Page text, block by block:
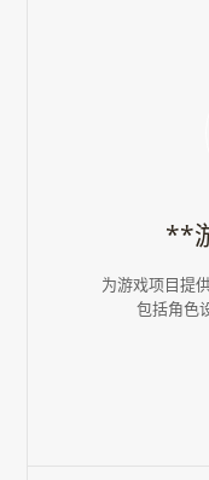
**
为游戏项目提
包括角色